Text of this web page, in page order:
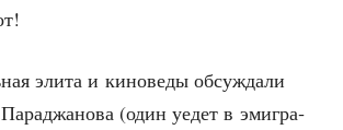
эли­та и кино­ве­ды обсуж­да­ли
(один уедет в эми­гра­